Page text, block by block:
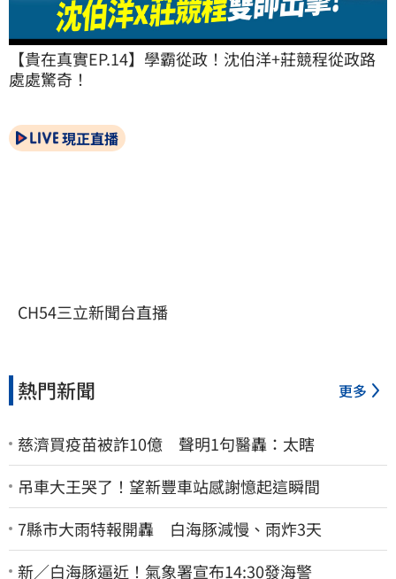
【貴在真實EP.14】學霸從政！沈伯洋+莊競程從政路
處處驚奇！
現正直播
CH54三立新聞台直播
熱門新聞 更多
慈濟買疫苗被詐10億 聲明1句醫轟：太瞎
吊車大王哭了！望新豐車站感謝憶起這瞬間
7縣市大雨特報開轟 白海豚減慢、雨炸3天
新／白海豚逼近！氣象署宣布14:30發海警